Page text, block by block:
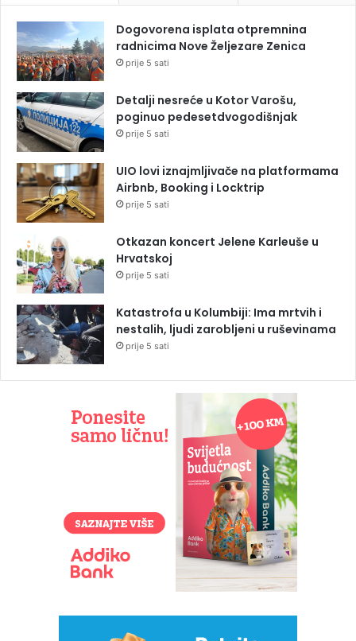
Dogovorena isplata otpremnina
radnicima Nove Željezare Zenica
prije 5 sati
Detalji nesreće u Kotor Varošu,
poginuo pedesetdvogodišnjak
prije 5 sati
UIO lovi iznajmljivače na platformama
Airbnb, Booking i Locktrip
prije 5 sati
Otkazan koncert Jelene Karleuše u
Hrvatskoj
prije 5 sati
Katastrofa u Kolumbiji: Ima mrtvih i
nestalih, ljudi zarobljeni u ruševinama
prije 5 sati